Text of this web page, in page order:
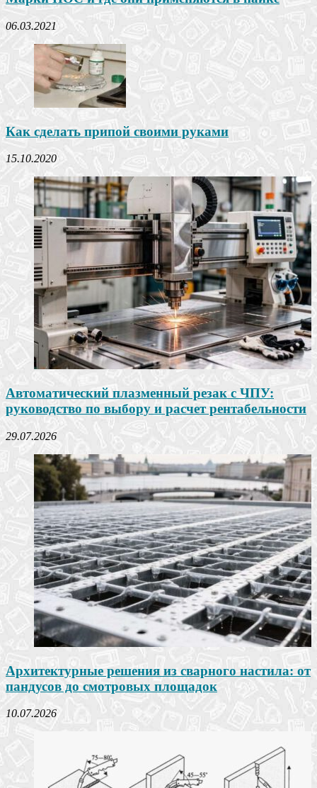
06.03.2021
Как сделать припой своими руками
15.10.2020
Автоматический плазменный резак с ЧПУ:
руководство по выбору и расчет рентабельности
29.07.2026
Архитектурные решения из сварного настила: от
пандусов до смотровых площадок
10.07.2026